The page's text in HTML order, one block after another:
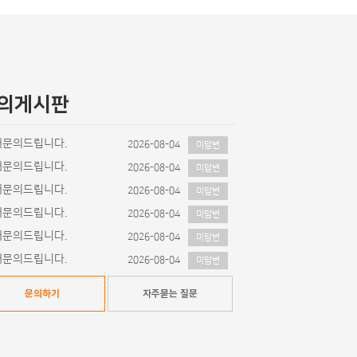
게시판
의드립니다. 2026-08-04 미답변
의드립니다. 2026-08-04 미답변
의드립니다. 2026-08-04 미답변
의드립니다. 2026-08-04 미답변
의드립니다. 2026-08-04 미답변
의드립니다. 2026-08-04 미답변
문의하기 자주묻는 질문